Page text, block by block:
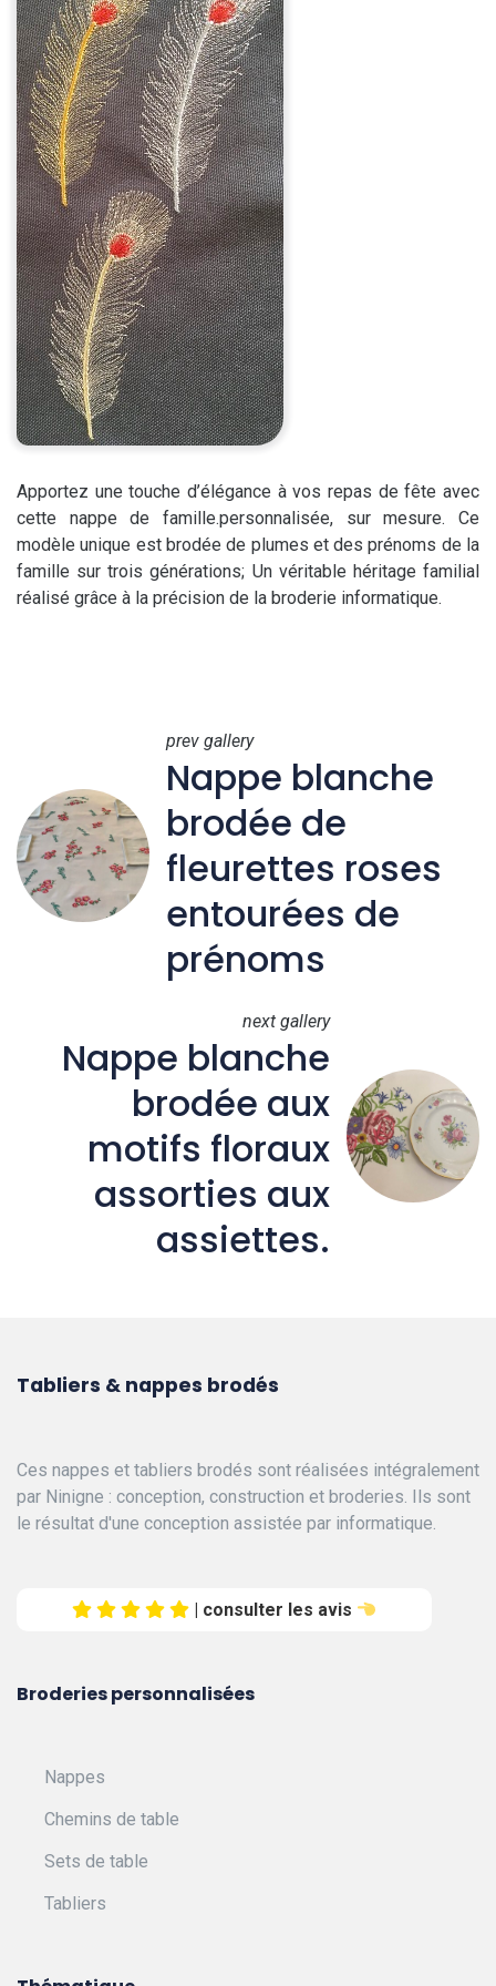
Apportez une touche d’élégance à vos repas de fête avec
cette nappe de famille.personnalisée, sur mesure. Ce
modèle unique est brodée de plumes et des prénoms de la
famille sur trois générations; Un véritable héritage familial
réalisé grâce à la précision de la broderie informatique.
prev gallery
Nappe blanche
brodée de
fleurettes roses
entourées de
prénoms
next gallery
Nappe blanche
brodée aux
motifs floraux
assorties aux
assiettes.
Tabliers & nappes brodés
Ces nappes et tabliers brodés sont réalisées intégralement
par Ninigne : conception, construction et broderies. Ils sont
le résultat d'une conception assistée par informatique.
| consulter les avis
Broderies personnalisées
Nappes
Chemins de table
Sets de table
Tabliers